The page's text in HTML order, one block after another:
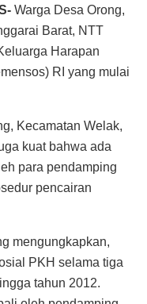
Warga Desa Orong,
Barat, NTT
Harapan
RI yang mulai
Kecamatan Welak,
kuat bahwa ada
para pendamping
pencairan
mengungkapkan,
PKH selama tiga
tahun 2012.